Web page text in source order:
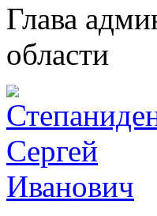
Глава
области